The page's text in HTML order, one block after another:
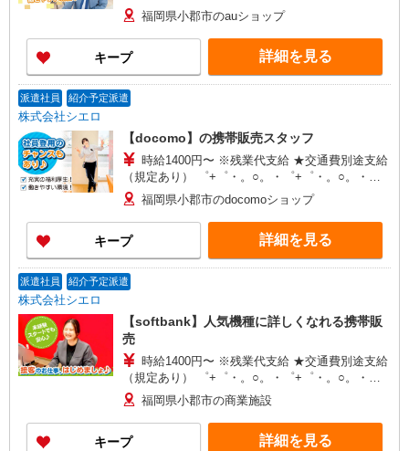
+゜ 入社祝い金10万円支給(規定有) お友達を紹介
頂くと, インセンティブ支給(規定有) ★月2回払
い・週払い可能（規程有）★ ゜・。○。・゜
+゜・。○。・゜+゜
福岡県小郡市のauショップ
キープ 詳細を見る
派遣社員 紹介予定派遣
株式会社シエロ
【docomo】の携帯販売スタッフ
時給1400円〜 ※残業代支給 ★交通費別途支給
（規定あり） ゜+゜・。○。・゜+゜・。○。・゜
+゜ 入社祝い金10万円支給(規定有) お友達を紹介
頂くと, インセンティブ支給(規定有) ★月2回払
い・週払い可能（規程有）★ ゜・。○。・゜
+゜・。○。・゜+゜
福岡県小郡市のdocomoショップ
キープ 詳細を見る
派遣社員 紹介予定派遣
株式会社シエロ
【softbank】人気機種に詳しくなれる携帯販
売
時給1400円〜 ※残業代支給 ★交通費別途支給
（規定あり） ゜+゜・。○。・゜+゜・。○。・゜
+゜ 入社祝い金10万円支給(規定有) お友達を紹介
頂くと, インセンティブ支給(規定有) ★月2回払
い・週払い可能（規程有）★ ゜・。○。・゜
+゜・。○。・゜+゜
福岡県小郡市の商業施設
キープ 詳細を見る